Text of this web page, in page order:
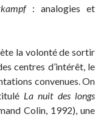
: analogies et
la volonté de sortir
centres d’intérêt, le
convenues. On
La nuit des longs
Colin, 1992), une